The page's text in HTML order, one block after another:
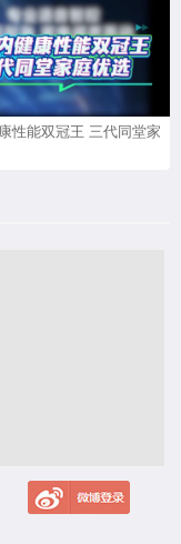
性能双冠王 三代同堂家